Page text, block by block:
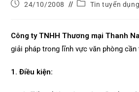
24/10/2008 Tin tuyển dụng
Công ty TNHH Thương mại Thanh
giải pháp trong lĩnh vực văn phòng cần
1. Điều kiện: